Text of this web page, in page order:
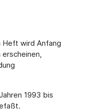
Heft wird Anfang
1993 bis